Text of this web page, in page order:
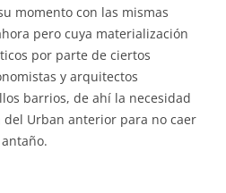
momento con las mismas
pero cuya materialización
por parte de ciertos
y arquitectos
barrios, de ahí la necesidad
Urban anterior para no caer